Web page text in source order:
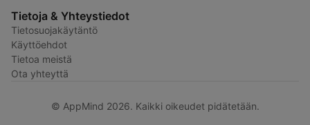
Tietoja & Yhteystiedot
Tietosuojakäytäntö
Käyttöehdot
Tietoa meistä
Ota yhteyttä
© AppMind 2026. Kaikki oikeudet pidätetään.